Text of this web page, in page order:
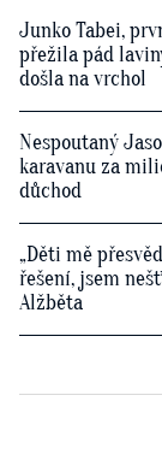
Junko Tabei,
přežila pád
došla na vrchol
Nespoutaný
karavanu za
důchod
„Děti mě
řešení, jsem
Alžběta